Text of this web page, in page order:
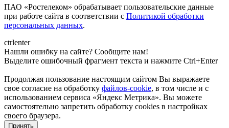
ПАО «Ростелеком» обрабатывает пользовательские данные
при работе сайта в соответствии с Политикой обработки
персональных данных.
ctrlenter
Нашли ошибку на сайте? Сообщите нам!
Выделите ошибочный фрагмент текста и нажмите Ctrl+Enter
Продолжая пользование настоящим сайтом Вы выражаете
свое согласие на обработку файлов-cookie, в том числе и с
использованием сервиса «Яндекс Метрика». Вы можете
самостоятельно запретить обработку cookies в настройках
своего браузера.
Принять